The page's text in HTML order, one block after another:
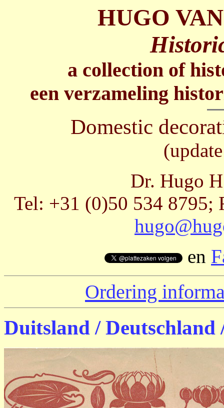
HUGO
a collection of
een verzameling
Domestic
Dr. Hugo
Tel: +31 (0)50 534 8795;
en
Ordering
Duitsland / Deutschland